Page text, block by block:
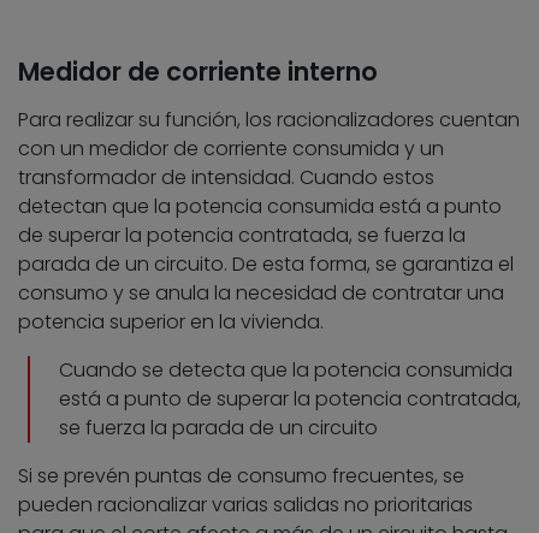
Medidor de corriente interno
Para realizar su función, los racionalizadores cuentan
con un medidor de corriente consumida y un
transformador de intensidad. Cuando estos
detectan que la potencia consumida está a punto
de superar la potencia contratada, se fuerza la
parada de un circuito. De esta forma, se garantiza el
consumo y se anula la necesidad de contratar una
potencia superior en la vivienda.
Cuando se detecta que la potencia consumida
está a punto de superar la potencia contratada,
se fuerza la parada de un circuito
Si se prevén puntas de consumo frecuentes, se
pueden racionalizar varias salidas no prioritarias